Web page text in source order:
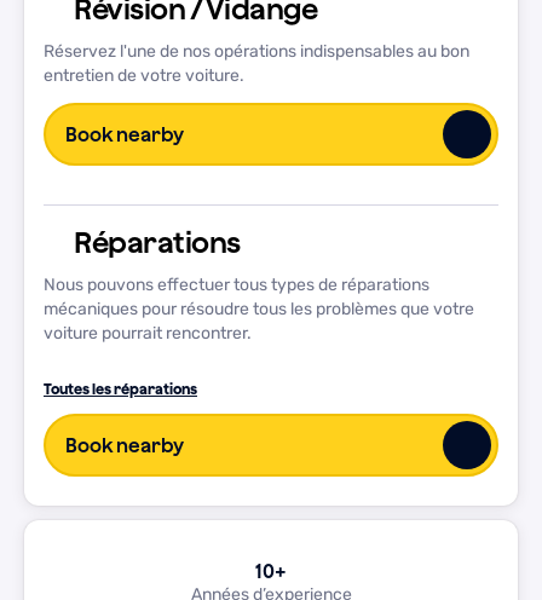
Révision / Vidange
Réservez l'une de nos opérations indispensables au bon
entretien de votre voiture.
Book nearby
Réparations
Nous pouvons effectuer tous types de réparations
mécaniques pour résoudre tous les problèmes que votre
voiture pourrait rencontrer.
Service complet
Service intermédiaire
Réparations générales
Toutes les réparations
Book nearby
10+
Années d’experience